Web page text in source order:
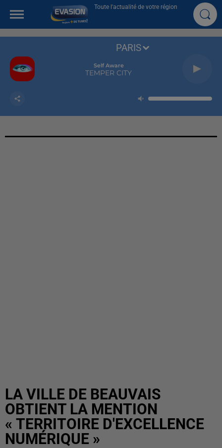
Toute l'actualité de votre région
Self Aware
TEMPER CITY
PARIS
LA VILLE DE BEAUVAIS
OBTIENT LA MENTION
« TERRITOIRE D'EXCELLENCE
NUMÉRIQUE »